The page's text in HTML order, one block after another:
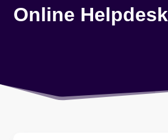
Online Helpdesk